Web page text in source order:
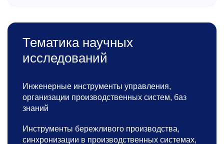
Тематика научных
исследований
Инженерные инструменты управления,
организации производственных систем, баз
знаний
Инструменты бережливого производства,
синхронизации в производственных системах,